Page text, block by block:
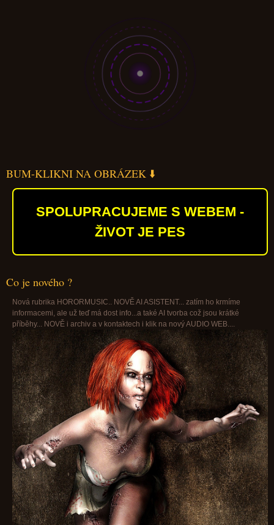
BUM-KLIKNI NA OBRÁZEK ⬇️
SPOLUPRACUJEME S WEBEM -
ŽIVOT JE PES
Co je nového ?
Nová rubrika HORORMUSIC.. NOVĚ AI ASISTENT... zatím ho krmíme
informacemi, ale už teď má dost info...a také AI tvorba což jsou krátké
příběhy... NOVĚ i archiv a v kontaktech i klik na nový AUDIO WEB....